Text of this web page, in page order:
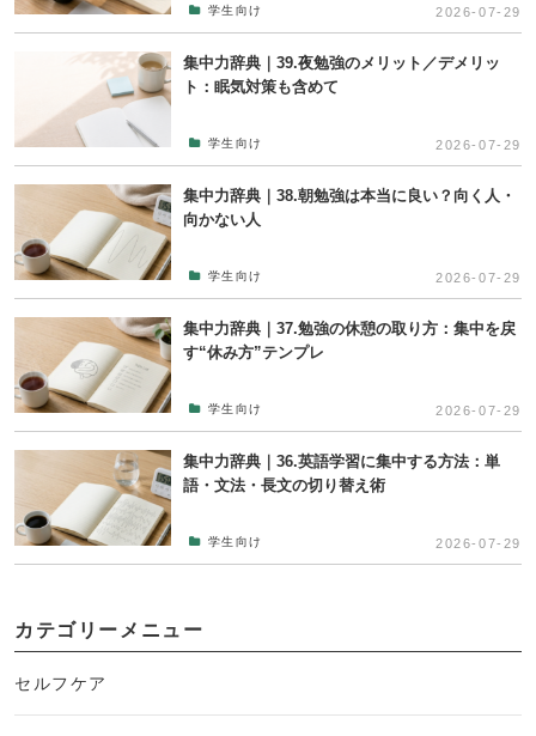
学生向け 2026-07-29
集中力辞典｜39.夜勉強のメリット／デメリッ
ト：眠気対策も含めて
学生向け 2026-07-29
集中力辞典｜38.朝勉強は本当に良い？向く人・
向かない人
学生向け 2026-07-29
集中力辞典｜37.勉強の休憩の取り方：集中を戻
す“休み方”テンプレ
学生向け 2026-07-29
集中力辞典｜36.英語学習に集中する方法：単
語・文法・長文の切り替え術
学生向け 2026-07-29
カテゴリーメニュー
セルフケア